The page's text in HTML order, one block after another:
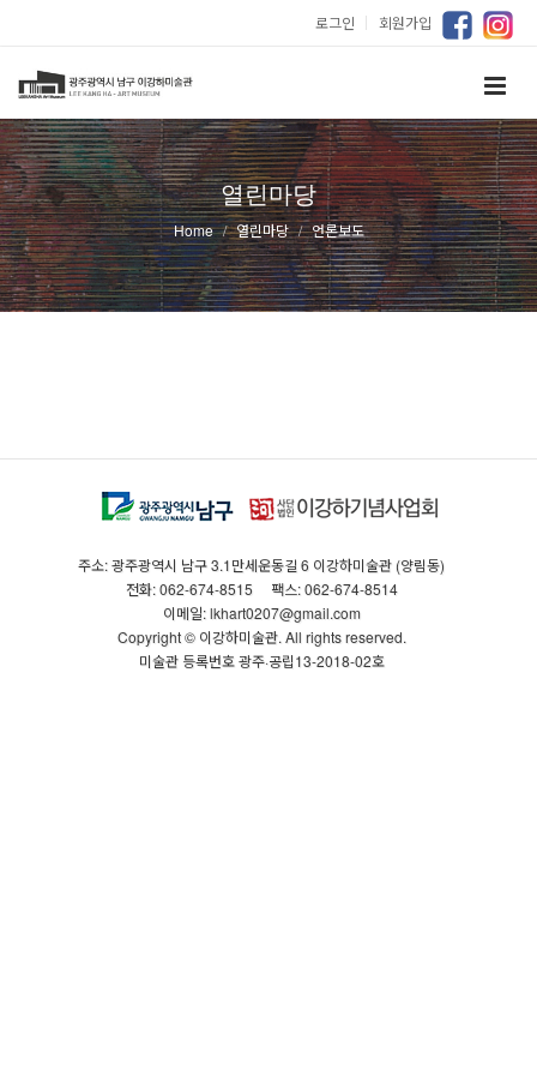
로그인 ｜ 회원가입
열린마당
Home 열린마당 언론보도
주소: 광주광역시 남구 3.1만세운동길 6 이강하미술관 (양림동)
전화: 062-674-8515
팩스: 062-674-8514
이메일: lkhart0207@gmail.com
Copyright © 이강하미술관. All rights reserved.
미술관 등록번호 광주·공립13-2018-02호